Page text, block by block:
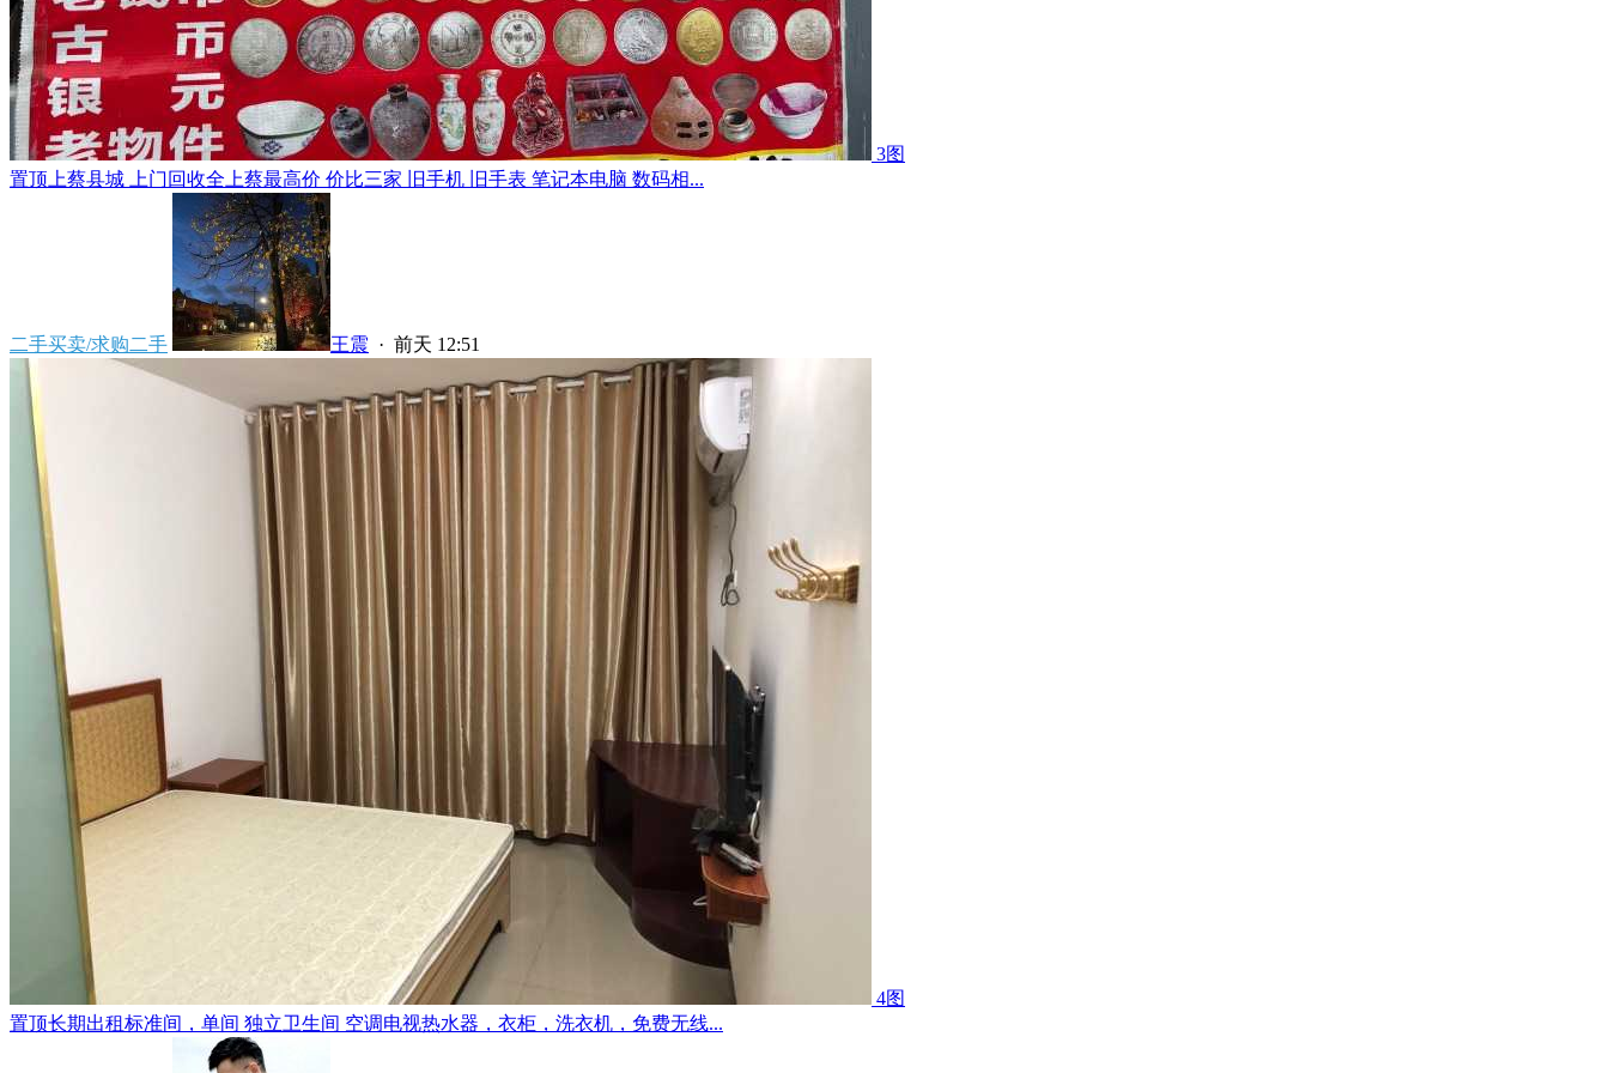
3图
置顶 上蔡县城 上门回收全上蔡最高价 价比三家 旧手机 旧手表 笔记本电脑 数码相...
二手买卖/求购二手 王震 · 前天 12:51
4图
置顶长期出租标准间，单间 独立卫生间 空调电视热水器，衣柜，洗衣机，免费无线...